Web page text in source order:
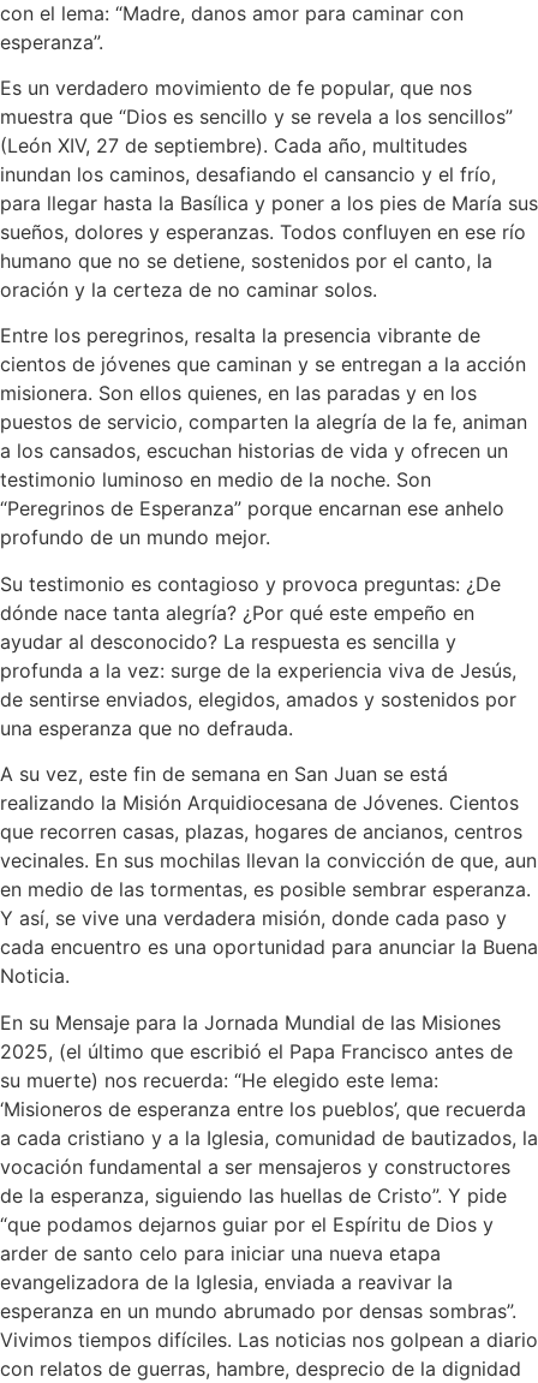
con el lema: “Madre, danos amor para caminar con
esperanza”.
Es un verdadero movimiento de fe popular, que nos
muestra que “Dios es sencillo y se revela a los sencillos”
(León XIV, 27 de septiembre). Cada año, multitudes
inundan los caminos, desafiando el cansancio y el frío,
para llegar hasta la Basílica y poner a los pies de María sus
sueños, dolores y esperanzas. Todos confluyen en ese río
humano que no se detiene, sostenidos por el canto, la
oración y la certeza de no caminar solos.
Entre los peregrinos, resalta la presencia vibrante de
cientos de jóvenes que caminan y se entregan a la acción
misionera. Son ellos quienes, en las paradas y en los
puestos de servicio, comparten la alegría de la fe, animan
a los cansados, escuchan historias de vida y ofrecen un
testimonio luminoso en medio de la noche. Son
“Peregrinos de Esperanza” porque encarnan ese anhelo
profundo de un mundo mejor.
Su testimonio es contagioso y provoca preguntas: ¿De
dónde nace tanta alegría? ¿Por qué este empeño en
ayudar al desconocido? La respuesta es sencilla y
profunda a la vez: surge de la experiencia viva de Jesús,
de sentirse enviados, elegidos, amados y sostenidos por
una esperanza que no defrauda.
A su vez, este fin de semana en San Juan se está
realizando la Misión Arquidiocesana de Jóvenes. Cientos
que recorren casas, plazas, hogares de ancianos, centros
vecinales. En sus mochilas llevan la convicción de que, aun
en medio de las tormentas, es posible sembrar esperanza.
Y así, se vive una verdadera misión, donde cada paso y
cada encuentro es una oportunidad para anunciar la Buena
Noticia.
En su Mensaje para la Jornada Mundial de las Misiones
2025, (el último que escribió el Papa Francisco antes de
su muerte) nos recuerda: “He elegido este lema:
‘Misioneros de esperanza entre los pueblos’, que recuerda
a cada cristiano y a la Iglesia, comunidad de bautizados, la
vocación fundamental a ser mensajeros y constructores
de la esperanza, siguiendo las huellas de Cristo”. Y pide
“que podamos dejarnos guiar por el Espíritu de Dios y
arder de santo celo para iniciar una nueva etapa
evangelizadora de la Iglesia, enviada a reavivar la
esperanza en un mundo abrumado por densas sombras”.
Vivimos tiempos difíciles. Las noticias nos golpean a diario
con relatos de guerras, hambre, desprecio de la dignidad